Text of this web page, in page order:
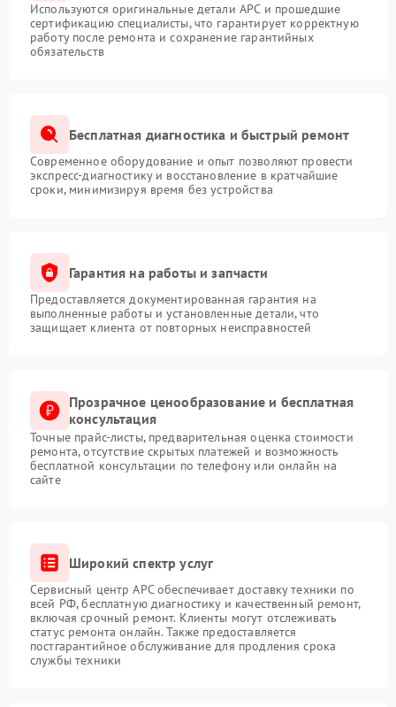
Используются оригинальные детали APC и прошедшие
сертификацию специалисты, что гарантирует корректную
работу после ремонта и сохранение гарантийных
обязательств
Бесплатная диагностика и быстрый ремонт
Современное оборудование и опыт позволяют провести
экспресс-диагностику и восстановление в кратчайшие
сроки, минимизируя время без устройства
Гарантия на работы и запчасти
Предоставляется документированная гарантия на
выполненные работы и установленные детали, что
защищает клиента от повторных неисправностей
Прозрачное ценообразование и бесплатная
консультация
Точные прайс-листы, предварительная оценка стоимости
ремонта, отсутствие скрытых платежей и возможность
бесплатной консультации по телефону или онлайн на
сайте
Широкий спектр услуг
Сервисный центр APC обеспечивает доставку техники по
всей РФ, бесплатную диагностику и качественный ремонт,
включая срочный ремонт. Клиенты могут отслеживать
статус ремонта онлайн. Также предоставляется
постгарантийное обслуживание для продления срока
службы техники